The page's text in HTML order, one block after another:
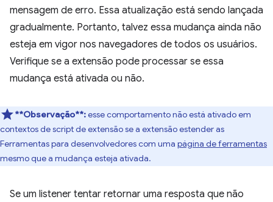
mensagem de erro. Essa atualização está sendo lançada
gradualmente. Portanto, talvez essa mudança ainda não
esteja em vigor nos navegadores de todos os usuários.
Verifique se a extensão pode processar se essa
mudança está ativada ou não.
**Observação**:esse comportamento não está ativado em
contextos de script de extensão se a extensão estender as
Ferramentas para desenvolvedores com uma página de ferramentas
mesmo que a mudança esteja ativada.
Se um listener tentar retornar uma resposta que não